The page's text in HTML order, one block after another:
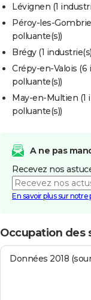
Lévignen (1
Péroy-les-
polluante(s))
Brégy (1
Crépy-en-Valois (6
polluante(s))
May-en-Multien (1
polluante(s))
A ne pas
Recevez nos
En savoir plus sur
Occupation des
Données 2018